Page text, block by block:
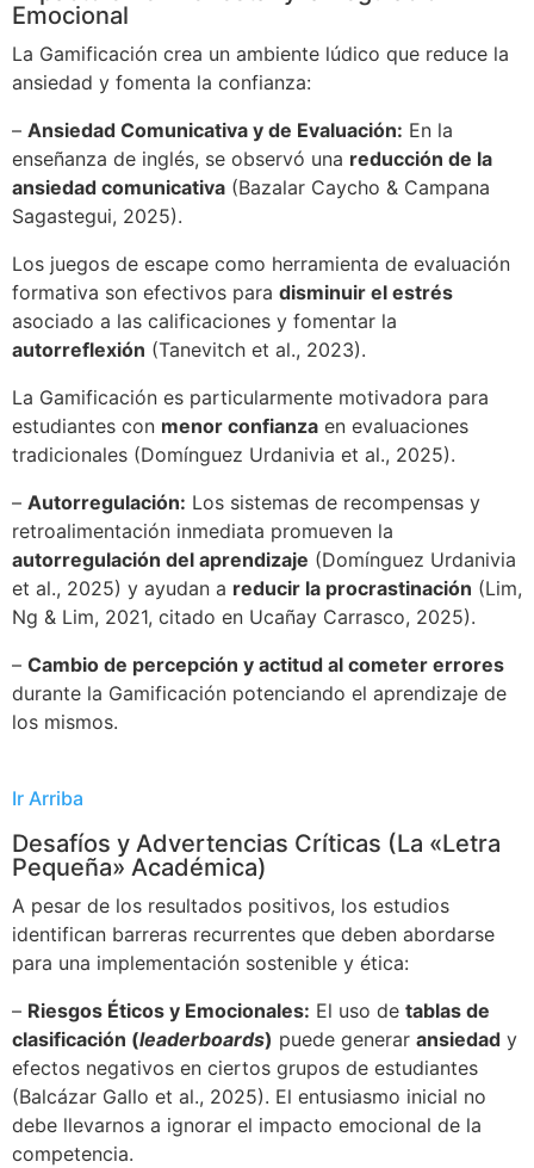
Emocional
La Gamificación crea un ambiente lúdico que reduce la
ansiedad y fomenta la confianza:
– Ansiedad Comunicativa y de Evaluación: En la
enseñanza de inglés, se observó una reducción de la
ansiedad comunicativa (Bazalar Caycho & Campana
Sagastegui, 2025).
Los juegos de escape como herramienta de evaluación
formativa son efectivos para disminuir el estrés
asociado a las calificaciones y fomentar la
autorreflexión (Tanevitch et al., 2023).
La Gamificación es particularmente motivadora para
estudiantes con menor confianza en evaluaciones
tradicionales (Domínguez Urdanivia et al., 2025).
– Autorregulación: Los sistemas de recompensas y
retroalimentación inmediata promueven la
autorregulación del aprendizaje (Domínguez Urdanivia
et al., 2025) y ayudan a reducir la procrastinación (Lim,
Ng & Lim, 2021, citado en Ucañay Carrasco, 2025).
– Cambio de percepción y actitud al cometer errores
durante la Gamificación potenciando el aprendizaje de
los mismos.
Ir Arriba
Desafíos y Advertencias Críticas (La «Letra
Pequeña» Académica)
A pesar de los resultados positivos, los estudios
identifican barreras recurrentes que deben abordarse
para una implementación sostenible y ética:
– Riesgos Éticos y Emocionales: El uso de tablas de
clasificación (leaderboards) puede generar ansiedad y
efectos negativos en ciertos grupos de estudiantes
(Balcázar Gallo et al., 2025). El entusiasmo inicial no
debe llevarnos a ignorar el impacto emocional de la
competencia.